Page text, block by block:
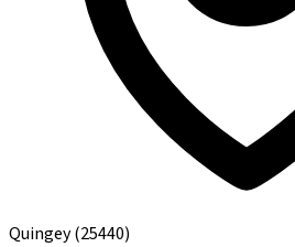
Quingey(25440)